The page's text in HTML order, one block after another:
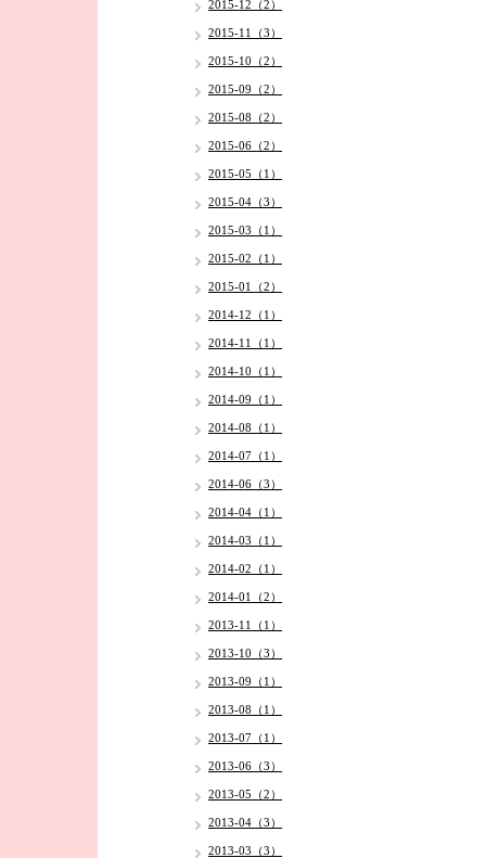
2015-12（2）
2015-11（3）
2015-10（2）
2015-09（2）
2015-08（2）
2015-06（2）
2015-05（1）
2015-04（3）
2015-03（1）
2015-02（1）
2015-01（2）
2014-12（1）
2014-11（1）
2014-10（1）
2014-09（1）
2014-08（1）
2014-07（1）
2014-06（3）
2014-04（1）
2014-03（1）
2014-02（1）
2014-01（2）
2013-11（1）
2013-10（3）
2013-09（1）
2013-08（1）
2013-07（1）
2013-06（3）
2013-05（2）
2013-04（3）
2013-03（3）